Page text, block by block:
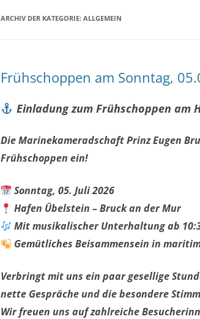
ARCHIV DER KATEGORIE: ALLGEMEIN
Frühschoppen am Sonntag,
Einladung zum Frühschoppen am
Die Marinekameradschaft Prinz Eugen
Frühschoppen ein!
Sonntag, 05. Juli 2026
Hafen Übelstein – Bruck an der Mur
Mit musikalischer Unterhaltung ab
Gemütliches Beisammensein in
Verbringt mit uns ein paar gesellige
nette Gespräche und die besondere
Wir freuen uns auf zahlreiche